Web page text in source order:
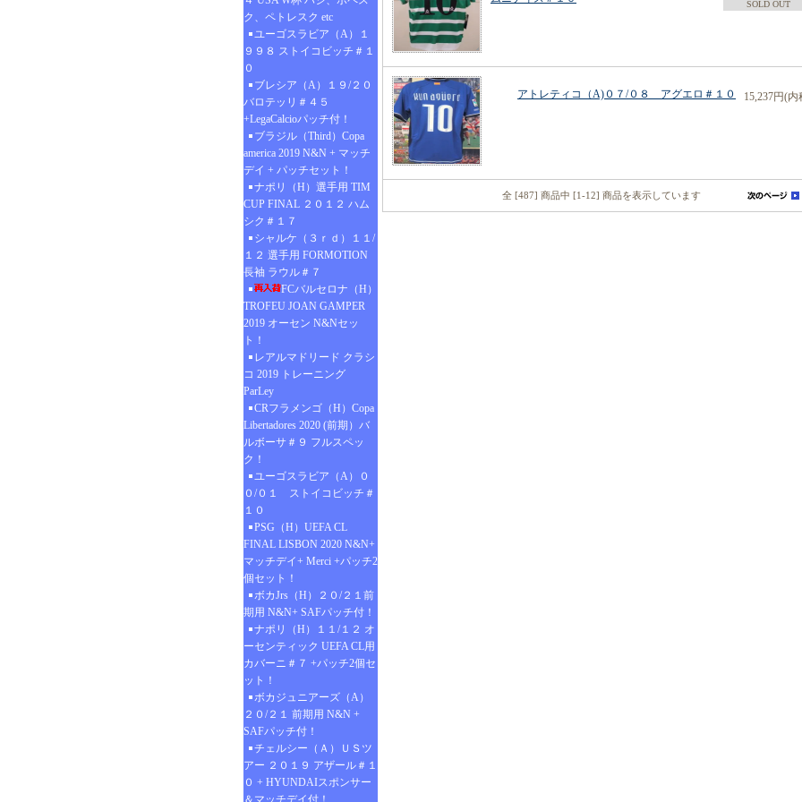
ク、ペトレスク etc
ユーゴスラビア（A）１
９９８ ストイコビッチ＃１
０
ブレシア（A）１９/２０
バロテッリ＃４５
+LegaCalcioパッチ付！
ブラジル（Third）Copa
america 2019 N&N + マッチ
デイ + パッチセット！
ナポリ（H）選手用 TIM
CUP FINAL ２０１２ ハム
シク＃１７
シャルケ（３ｒｄ）１１/
１２ 選手用 FORMOTION
長袖 ラウル＃７
FCバルセロナ（H）
TROFEU JOAN GAMPER
2019 オーセン N&Nセッ
ト！
レアルマドリード クラシ
コ 2019 トレーニング
ParLey
CRフラメンゴ（H）Copa
Libertadores 2020 (前期）バ
ルボーサ＃９ フルスペッ
ク！
ユーゴスラビア（A）０
０/０１ ストイコビッチ＃
１０
PSG（H）UEFA CL
FINAL LISBON 2020 N&N+
マッチデイ+ Merci +パッチ2
個セット！
ボカJrs（H）２０/２１前
期用 N&N+ SAFパッチ付！
ナポリ（H）１１/１２ オ
ーセンティック UEFA CL用
カバーニ＃７ +パッチ2個セ
ット！
ボカジュニアーズ（A）
２０/２１ 前期用 N&N +
SAFパッチ付！
チェルシー（Ａ）ＵＳツ
アー ２０１９ アザール＃１
０ + HYUNDAIスポンサー
＆マッチデイ付！
SOLD OUT
アトレティコ（A)０７/０８ アグエロ＃１０ 15,237円(内
全 [487] 商品中 [1-12] 商品を表示しています